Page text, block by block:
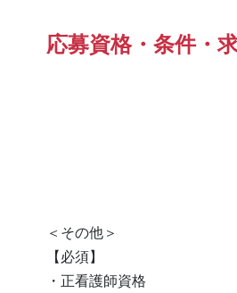
応募資格・条件・
＜その他＞
【必須】
・正看護師資格